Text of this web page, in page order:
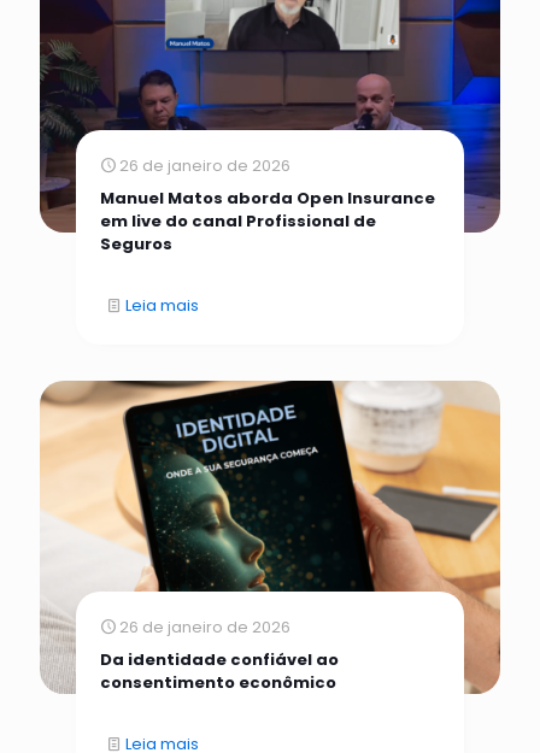
26 de janeiro de 2026
Manuel Matos aborda Open Insurance
em live do canal Profissional de
Seguros
Leia mais
26 de janeiro de 2026
Da identidade confiável ao
consentimento econômico
Leia mais